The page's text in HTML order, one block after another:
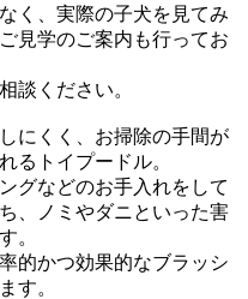
く、実際の子犬を見てみ
見学のご案内も行ってお
談ください。
にくく、お掃除の手間が
るトイプードル。
グなどのお手入れをして
、ノミやダニといった害
。
的かつ効果的なブラッシ
す。